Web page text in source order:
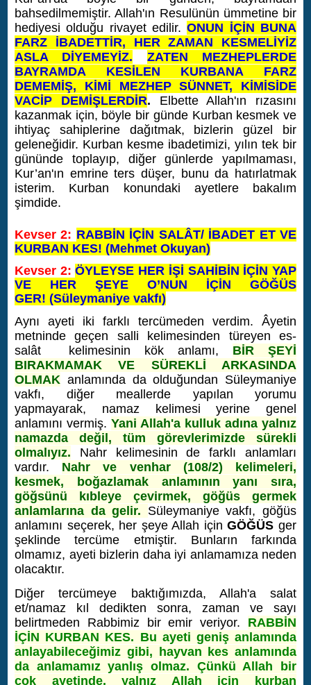
bahsedilmemiştir. Allah'ın Resulünün ümmetine bir
hediyesi olduğu rivayet edilir.ONUN İÇİN BUNA
FARZ İBADETTİR, HER ZAMAN KESMELİYİZ
ASLA DİYEMEYİZ.
ZATEN MEZHEPLERDE
BAYRAMDA KESİLEN KURBANA FARZ
DEMEMİŞ, KİMİ MEZHEP SÜNNET, KİMİSİDE
VACİP DEMİŞLERDİR. Elbette Allah'ın rızasını
kazanmak için, böyle bir günde Kurban kesmek ve
ihtiyaç sahiplerine dağıtmak, bizlerin güzel bir
geleneğidir. Kurban kesme ibadetimizi, yılın tek bir
gününde toplayıp, diğer günlerde yapılmaması,
Kur’an'ın emrine ters düşer, bunu da hatırlatmak
isterim. Kurban konundaki ayetlere bakalım
şimdide.
Kevser 2: RABBİN İÇİN SALÂT/ İBADET ET VE
KURBAN KES! (Mehmet Okuyan)
Kevser 2: ÖYLEYSE HER İŞİ SAHİBİN İÇİN YAP
VE HER ŞEYE O’NUN İÇİN GÖĞÜS
GER! (Süleymaniye vakfı)
Aynı ayeti iki farklı tercümeden verdim. Âyetin
metninde geçen salli kelimesinden türeyen es-
salât kelimesinin kök anlamı, BİR ŞEYİ
BIRAKMAMAK VE SÜREKLİ ARKASINDA
OLMAK anlamında da olduğundan Süleymaniye
vakfı, diğer meallerde yapılan yorumu
yapmayarak, namaz kelimesi yerine genel
anlamını vermiş. Yani Allah'a kulluk adına yalnız
namazda değil, tüm görevlerimizde sürekli
olmalıyız. Nahr kelimesinin de farklı anlamları
vardır. Nahr ve venhar (108/2) kelimeleri,
kesmek, boğazlamak anla­mının yanı sıra,
göğsünü kıbleye çevirmek, göğüs germek
anlamla­rına da gelir. Süleymaniye vakfı, göğüs
anlamını seçerek, her şeye Allah içinGÖĞÜS ger
şeklinde tercüme etmiştir. Bunların farkında
olmamız, ayeti bizlerin daha iyi anlamamıza neden
olacaktır.
Diğer tercümeye baktığımızda, Allah'a salat
et/namaz kıl dedikten sonra, zaman ve sayı
belirtmeden Rabbimiz bir emir veriyor. RABBİN
İÇİN KURBAN KES. Bu ayeti geniş anlamında
anlayabileceğimiz gibi, hayvan kes anlamında
da anlamamız yanlış olmaz. Çünkü Allah bir
çok ayetinde, yalnız Allah için kurban